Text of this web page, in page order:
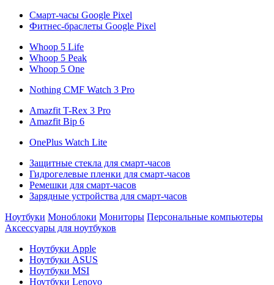
Смарт-часы Google Pixel
Фитнес-браслеты Google Pixel
Whoop 5 Life
Whoop 5 Peak
Whoop 5 One
Nothing CMF Watch 3 Pro
Amazfit T-Rex 3 Pro
Amazfit Bip 6
OnePlus Watch Lite
Защитные стекла для смарт-часов
Гидрогелевые пленки для смарт-часов
Ремешки для смарт-часов
Зарядные устройства для смарт-часов
Ноутбуки Моноблоки Мониторы Персональные компьютеры
Аксессуары для ноутбуков
Ноутбуки Apple
Ноутбуки ASUS
Ноутбуки MSI
Ноутбуки Lenovo